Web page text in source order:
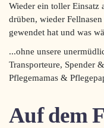
Wieder ein toller
drüben, wieder
gewendet hat und was
...ohne unsere
Transporteure, Spender
Pflegemamas &
Auf dem